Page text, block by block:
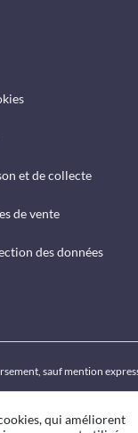
et de collecte
de vente
des données
sauf mention
qui améliorent